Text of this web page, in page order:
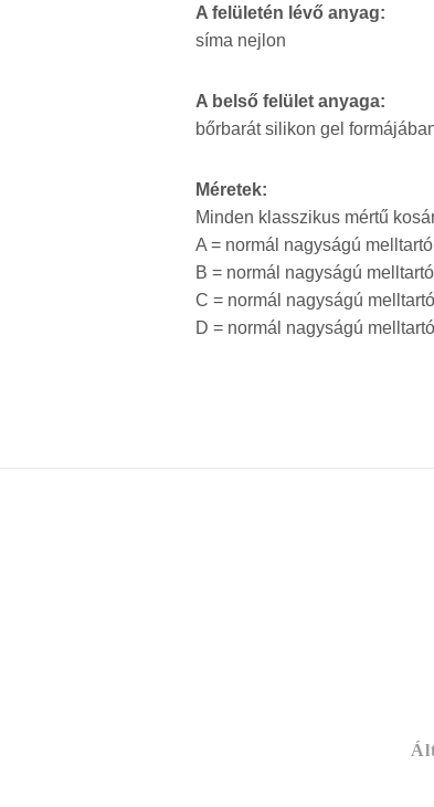
A felületén lévő anyag:
síma nejlon
A belső felület anyaga:
bőrbarát silikon gel
Méretek:
Minden klasszikus mértű
A = normál nagyságú
B = normál nagyságú
C = normál nagyságú
D = normál nagyságú